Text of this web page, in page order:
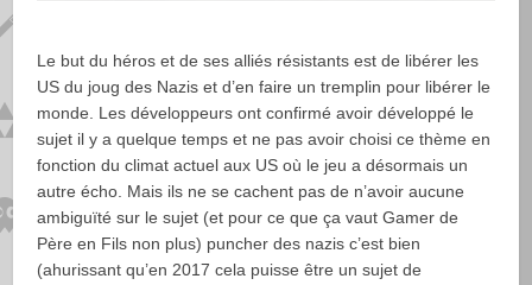
Le but du héros et de ses alliés résistants est de libérer les
US du joug des Nazis et d’en faire un tremplin pour libérer le
monde. Les développeurs ont confirmé avoir développé le
sujet il y a quelque temps et ne pas avoir choisi ce thème en
fonction du climat actuel aux US où le jeu a désormais un
autre écho. Mais ils ne se cachent pas de n’avoir aucune
ambiguïté sur le sujet (et pour ce que ça vaut Gamer de
Père en Fils non plus) puncher des nazis c’est bien
(ahurissant qu’en 2017 cela puisse être un sujet de